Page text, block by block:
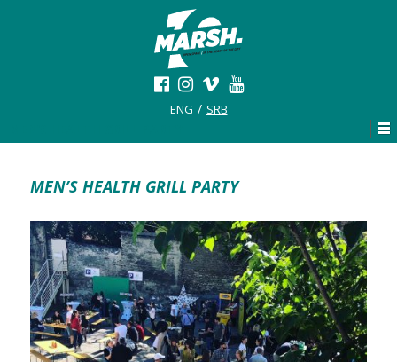
ENG SRB
MEN’S HEALTH GRILL PARTY